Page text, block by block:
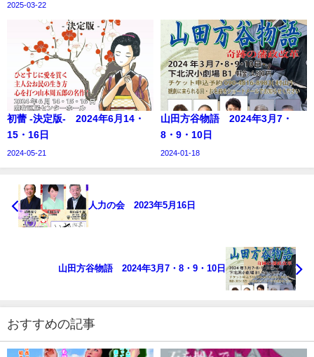
2025-03-22
初蕾 -決定版- 2024年6月14・
15・16日
2024-05-21
山田方谷物語 2024年3月7・
8・9・10日
2024-01-18
人力の会 2023年5月16日
山田方谷物語 2024年3月7・8・9・10日
おすすめの記事